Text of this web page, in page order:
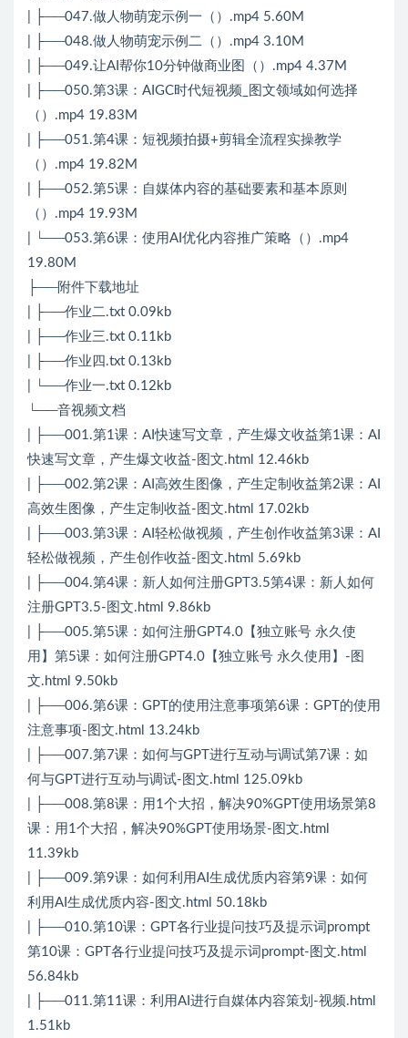
| ├──047.做人物萌宠示例一（）.mp4 5.60M
| ├──048.做人物萌宠示例二（）.mp4 3.10M
| ├──049.让AI帮你10分钟做商业图（）.mp4 4.37M
| ├──050.第3课：AIGC时代短视频_图文领域如何选择
（）.mp4 19.83M
| ├──051.第4课：短视频拍摄+剪辑全流程实操教学
（）.mp4 19.82M
| ├──052.第5课：自媒体内容的基础要素和基本原则
（）.mp4 19.93M
| └──053.第6课：使用AI优化内容推广策略（）.mp4
19.80M
├──附件下载地址
| ├──作业二.txt 0.09kb
| ├──作业三.txt 0.11kb
| ├──作业四.txt 0.13kb
| └──作业一.txt 0.12kb
└──音视频文档
| ├──001.第1课：AI快速写文章，产生爆文收益第1课：AI
快速写文章，产生爆文收益-图文.html 12.46kb
| ├──002.第2课：AI高效生图像，产生定制收益第2课：AI
高效生图像，产生定制收益-图文.html 17.02kb
| ├──003.第3课：AI轻松做视频，产生创作收益第3课：AI
轻松做视频，产生创作收益-图文.html 5.69kb
| ├──004.第4课：新人如何注册GPT3.5第4课：新人如何
注册GPT3.5-图文.html 9.86kb
| ├──005.第5课：如何注册GPT4.0【独立账号 永久使
用】第5课：如何注册GPT4.0【独立账号 永久使用】-图
文.html 9.50kb
| ├──006.第6课：GPT的使用注意事项第6课：GPT的使用
注意事项-图文.html 13.24kb
| ├──007.第7课：如何与GPT进行互动与调试第7课：如
何与GPT进行互动与调试-图文.html 125.09kb
| ├──008.第8课：用1个大招，解决90%GPT使用场景第8
课：用1个大招，解决90%GPT使用场景-图文.html
11.39kb
| ├──009.第9课：如何利用AI生成优质内容第9课：如何
利用AI生成优质内容-图文.html 50.18kb
| ├──010.第10课：GPT各行业提问技巧及提示词prompt
第10课：GPT各行业提问技巧及提示词prompt-图文.html
56.84kb
| ├──011.第11课：利用AI进行自媒体内容策划-视频.html
1.51kb